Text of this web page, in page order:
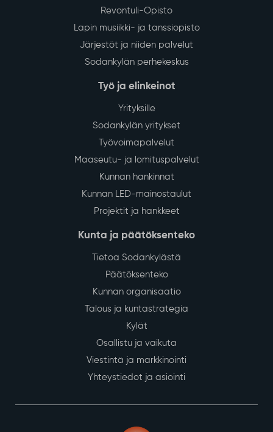
Revontuli-Opisto
Lapin musiikki- ja tanssiopisto
Järjestöt ja niiden palvelut
Sodankylän perhekeskus
Työ ja elinkeinot
Yrityksille
Sodankylän yritykset
Työvoimapalvelut
Maaseutu- ja lomituspalvelut
Kunnan hankinnat
Kunnan LED-mainostaulut
Projektit ja hankkeet
Kunta ja päätöksenteko
Tietoa Sodankylästä
Päätöksenteko
Kunnan organisaatio
Talous ja kuntastrategia
Kylät
Osallistu ja vaikuta
Viestintä ja markkinointi
Yhteystiedot ja asiointi